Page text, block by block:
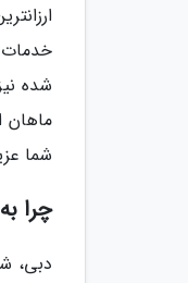
شده
ماهان
شما
چرا